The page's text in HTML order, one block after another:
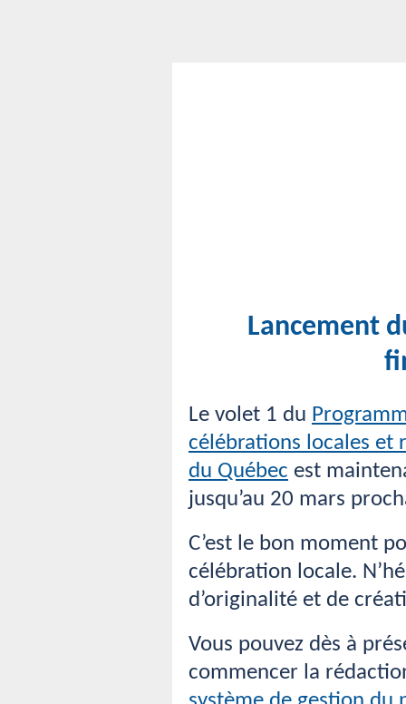
Lancement
Le volet 1 du
célébrations locales et
du Québec est
jusqu’au 20 mars
C’est le bon moment
célébration locale.
d’originalité et de
Vous pouvez dès à
commencer la